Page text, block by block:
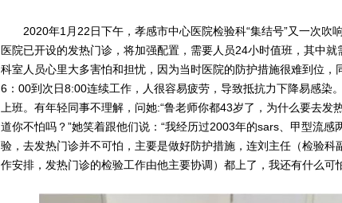
2020年1月22日下午，孝感市中心医院检验科“集结号”又一次吹响
医院已开设的发热门诊，将加强配置，需要人员24小时值班，其中
科室人员心里大多害怕和担忧，因为当时医院的防护措施很难到位，
6：00到次日8:00连续工作，人很容易疲劳，导致抵抗力下降易感染
上班。有年轻同事不理解，问她:“鲁老师你都43岁了，为什么要去发
道你不怕吗？”她笑着跟他们说：“我经历过2003年的sars、甲型流感
验，去发热门诊并不可怕，主要是做好防护措施，连刘主任（检验科
作安排，发热门诊的检验工作由他主要协调）都上了，我还有什么可